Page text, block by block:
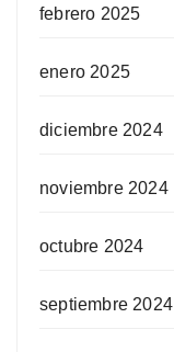
febrero 2025
enero 2025
diciembre 2024
noviembre 2024
octubre 2024
septiembre 2024